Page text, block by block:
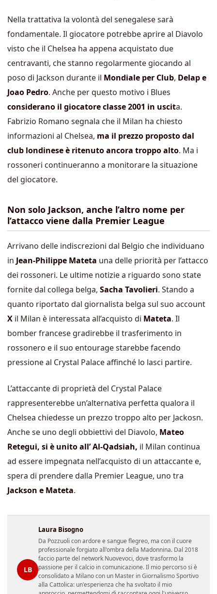
Nella trattativa la volontà del senegalese sarà
fondamentale. Il giocatore potrebbe aprire al Diavolo
visto che il Chelsea ha appena acquistato due
centravanti, che stanno regolarmente giocando al
poso di Jackson durante il Mondiale per Club, Delap e
Joao Pedro. Anche per questo motivo i Blues
considerano il giocatore classe 2001 in uscita.
Fabrizio Romano segnala che il Milan ha chiesto
informazioni al Chelsea, ma il prezzo proposto dal
club londinese è ritenuto ancora troppo alto. Ma i
rossoneri continueranno a monitorare la situazione
del giocatore.
Non solo Jackson, anche l’altro nome per
l’attacco viene dalla Premier League
Arrivano delle indiscrezioni dal Belgio che individuano
in Jean-Philippe Mateta una delle priorità per l’attacco
dei rossoneri. Le ultime notizie a riguardo sono state
fornite dal collega belga, Sacha Tavolieri. Stando a
quanto riportato dal giornalista belga sul suo account
X il Milan è interessata all’acquisto di Mateta. Il
bomber francese gradirebbe il trasferimento in
rossonero e il suo entourage starebbe facendo
pressione al Crystal Palace affinché lo lasci partire.
L’attaccante di proprietà del Crystal Palace
rappresenterebbe un’alternativa perfetta qualora il
Chelsea chiedesse un prezzo troppo alto per Jackosn.
Anche se uno degli obbiettivi del Diavolo, Mateo
Retegui, si è unito all’ Al-Qadsiah, il Milan continua
ad essere impegnata nell’acquisto di un attaccante e,
spera di prendere dalla Premier League, uno tra
Jackson e Mateta.
LB
Laura Bisogno
Da Pozzuoli con ardore e sangue flegreo, ma con il cuore
professionale forgiato all'ombra della Madonnina. Dal 2018
faccio parte del network Nuovevoci, dove trasformo la
passione per il calcio in comunicazione. Il mio percorso si è
consolidato a Milano con un Master in Giornalismo Sportivo
alla Cattolica: un'esperienza che ha svoltato il mio